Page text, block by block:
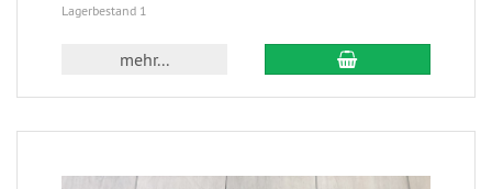
Lagerbestand 1
mehr...